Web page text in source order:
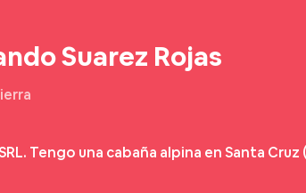
Suarez Rojas
Tengo una cabaña alpina en Santa